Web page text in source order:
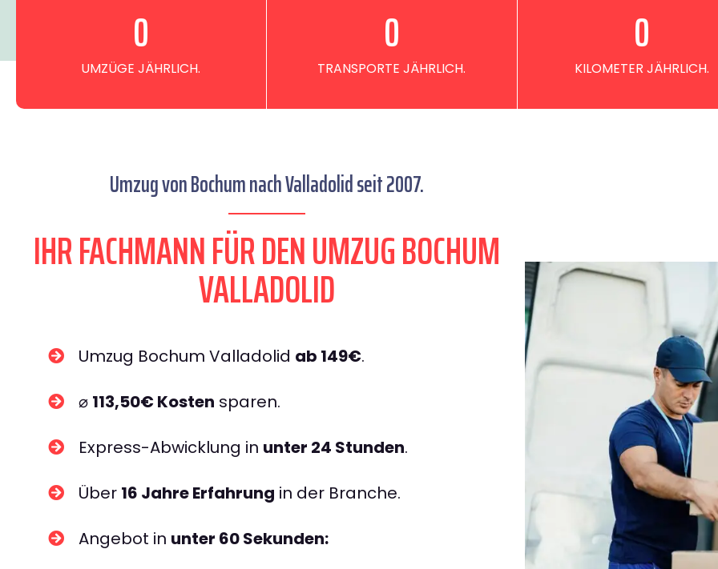
UMZÜGE JÄHRLICH.
0
TRANSPORTE JÄHRLICH.
0
KILOMETER JÄHRLICH.
0
Umzug von Bochum nach Valladolid seit 2007.
IHR FACHMANN FÜR DEN UMZUG BOCHUM
VALLADOLID
Umzug Bochum Valladolid ab 149€.
⌀ 113,50€ Kosten sparen.
Express-Abwicklung in unter 24 Stunden.
Über 16 Jahre Erfahrung in der Branche.
Angebot in unter 60 Sekunden: